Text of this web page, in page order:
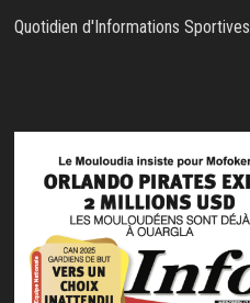
Quotidien d'Informations Sportives